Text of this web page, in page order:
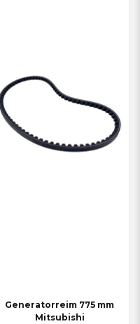
Generatorreim 775 mm
Mitsubishi